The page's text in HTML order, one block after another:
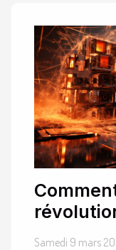
la
Samedi 9 mars